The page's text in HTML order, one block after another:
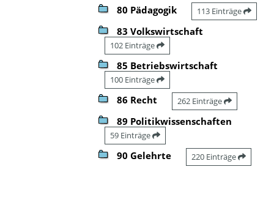
80 Pädagogik 113 Einträge
83 Volkswirtschaft
102 Einträge
85 Betriebswirtschaft
100 Einträge
86 Recht 262 Einträge
89 Politikwissenschaften
59 Einträge
90 Gelehrte 220 Einträge